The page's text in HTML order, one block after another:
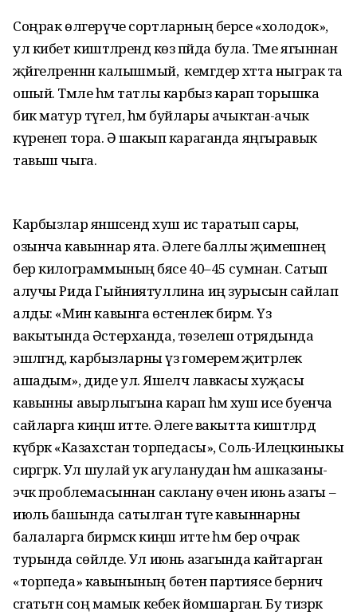
Соңрак өлгерүче сортларның берсе «холодок»,
ул кибет киштәләрендә көз пәйда була. Тәме ягыннан
җәйгеләреннән калышмый, ә кемгәдер хәтта ныграк та
ошый. Тәмле һәм татлы карбыз карап торышка
бик матур түгел, һәм буйлары ачыктан-ачык
күренеп тора. Ә шакып караганда яңгыравык
тавыш чыга.
Карбызлар янәшәсендә хуш ис таратып сары,
озынча кавыннар ята. Әлеге баллы җимешнең
бер килограммының бәясе 40–45 сумнан. Сатып
алучы Рида Гыйниятуллина иң зурысын сайлап
алды: «Мин кавынга өстенлек бирәм. Үз
вакытында Әстерханда, төзелеш отрядында
эшләгәндә, карбызларны үз гомеремә җитәрлек
ашадым», диде ул. Яшелчә лавкасы хуҗасы
кавынны авырлыгына карап һәм хуш исе буенча
сайларга киңәш итте. Әлеге вакытта киштәләрдә
күбрәк «Казахстан торпедасы», Соль-Илецкиныкы
сирәгрәк. Ул шулай ук агуланудан һәм ашказаны-
эчәк проблемасыннан саклану өчен июнь азагы –
июль башында сатылган тәүге кавыннарны
балаларга бирмәскә киңәш итте һәм бер очрак
турында сөйләде. Ул июнь азагында кайтарган
«торпеда» кавынының бөтен партиясе берничә
сәгатьтән соң мамык кебек йомшарган. Бу тизрәк